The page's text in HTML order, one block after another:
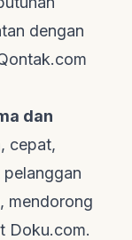
dengan
dan
cepat,
mendorong
Doku.com.